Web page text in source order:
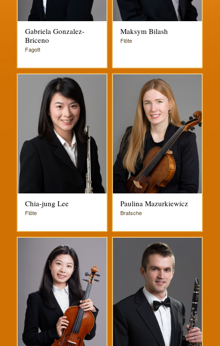
Gabriela Gonzalez-
Briceno
Fagott
Maksym Bilash
Flöte
Chia-jung Lee
Flöte
Paulina Mazurkiewicz
Bratsche